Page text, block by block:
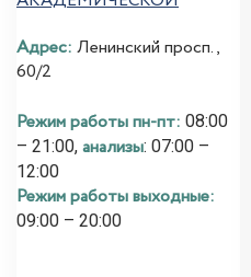
Адрес: Ленинский просп.,
60/2
Режим работы пн-пт: 08:00
– 21:00, анализы: 07:00 –
12:00
Режим работы выходные:
09:00 – 20:00